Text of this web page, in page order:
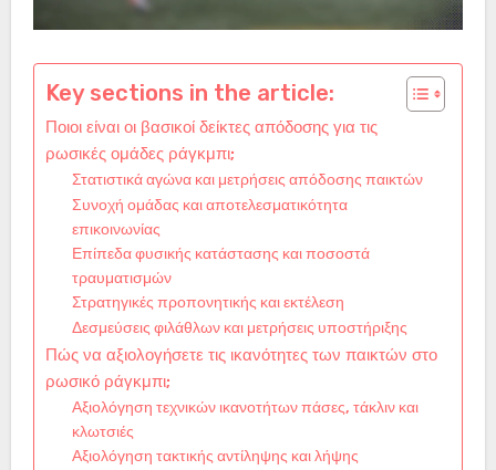
Key sections in the article:
Ποιοι είναι οι βασικοί δείκτες απόδοσης για τις
ρωσικές ομάδες ράγκμπι;
Στατιστικά αγώνα και μετρήσεις απόδοσης παικτών
Συνοχή ομάδας και αποτελεσματικότητα
επικοινωνίας
Επίπεδα φυσικής κατάστασης και ποσοστά
τραυματισμών
Στρατηγικές προπονητικής και εκτέλεση
Δεσμεύσεις φιλάθλων και μετρήσεις υποστήριξης
Πώς να αξιολογήσετε τις ικανότητες των παικτών στο
ρωσικό ράγκμπι;
Αξιολόγηση τεχνικών ικανοτήτων πάσες, τάκλιν και
κλωτσιές
Αξιολόγηση τακτικής αντίληψης και λήψης